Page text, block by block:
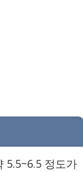
5.5~6.5 정도가